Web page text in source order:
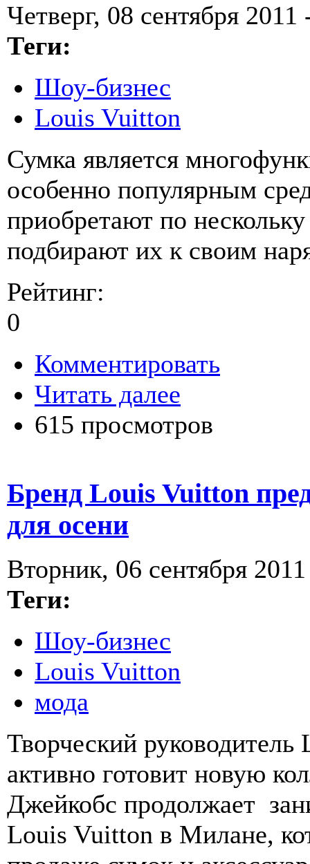
Четверг, 08 сентября 2011
Теги:
Шоу-бизнес
Louis Vuitton
Сумка является
особенно популярным
приобретают по
подбирают их к своим
Рейтинг:
0
Комментировать
Читать далее
615 просмотров
Бренд Louis Vuitton
для осени
Вторник, 06 сентября
Теги:
Шоу-бизнес
Louis Vuitton
мода
Творческий
активно готовит новую
Джейкобс продолжает
Louis Vuitton в Милане,